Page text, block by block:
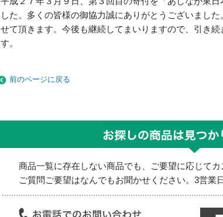
した。多くの皆様の御協力誠にありがとうございました
せて頂きます。今後も継続してまいりますので、引き
す。
前のページに戻る
商品一覧に存在しない商品でも、ご要望に応じてカ
ご質問ご要望はなんでもお聞かせください。3営業